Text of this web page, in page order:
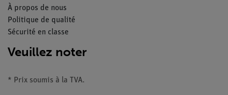
À propos de nous
Politique de qualité
Sécurité en classe
Veuillez noter
* Prix soumis à la TVA.